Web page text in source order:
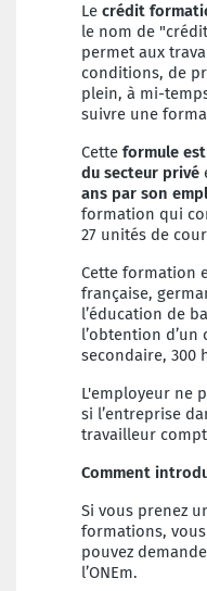
Le crédit
le nom de
permet aux
conditions, de
plein, à mi-
suivre une
Cette formule
du secteur privé
ans par son
formation qui
27 unités de
Cette formation
française,
l’éducation de
l’obtention d’un
secondaire, 300
L'employeur ne
si l’entreprise
travailleur
Comment
Si vous prenez
formations,
pouvez
l’ONEm.